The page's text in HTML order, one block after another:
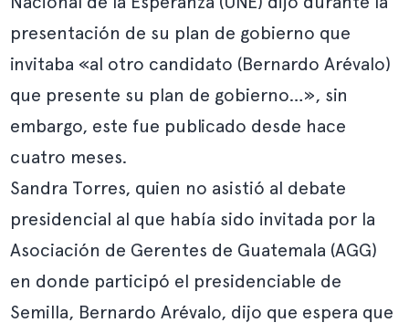
presentación de su plan de gobierno que
invitaba «al otro candidato (Bernardo Arévalo)
que presente su plan de gobierno…», sin
embargo, este fue publicado desde hace
cuatro meses.
Sandra Torres, quien no asistió al debate
presidencial al que había sido invitada por la
Asociación de Gerentes de Guatemala (AGG)
en donde participó el presidenciable de
Semilla, Bernardo Arévalo, dijo que espera que